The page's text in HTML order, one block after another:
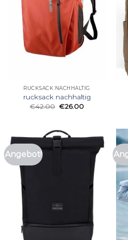
RUCKSACK NACHHALTIG
rucksack nachhaltig
€42.00 €26.00
Angebot!